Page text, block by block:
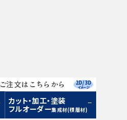
注文はこちらから
カット・加工・塗装
フルオーダー集成材(積層材)
2D/3D
イメージ